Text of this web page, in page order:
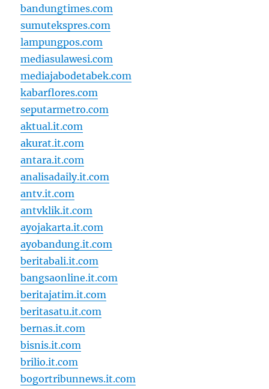
bandungtimes.com
sumutekspres.com
lampungpos.com
mediasulawesi.com
mediajabodetabek.com
kabarflores.com
seputarmetro.com
aktual.it.com
akurat.it.com
antara.it.com
analisadaily.it.com
antv.it.com
antvklik.it.com
ayojakarta.it.com
ayobandung.it.com
beritabali.it.com
bangsaonline.it.com
beritajatim.it.com
beritasatu.it.com
bernas.it.com
bisnis.it.com
brilio.it.com
bogortribunnews.it.com